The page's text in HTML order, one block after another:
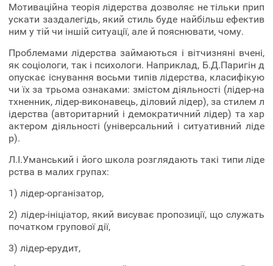
Мотиваційна теорія лідерства дозволяє не тільки прип
ускати заздалегідь, який стиль буде найбільш ефектив
ним у тій чи іншій ситуації, але й пояснювати, чому.
Проблемами лідерства займаються і вітчизняні вчені,
як соціологи, так і психологи. Наприклад, Б.Д.Паригін д
опускає існування восьми типів лідерства, класифікую
чи їх за трьома ознаками: змістом діяльності (лідер-на
тхненник, лідер-виконавець, діловий лідер), за стилем л
ідерства (авторитарний і демократичний лідер) та хар
актером діяльності (універсальний і ситуативний ліде
р).
Л.І.Уманський і його школа розглядають такі типи ліде
рства в малих групах:
1) лідер-організатор,
2) лідер-ініціатор, який висуває пропозиції, що служать
початком групової дії,
3) лідер-ерудит,